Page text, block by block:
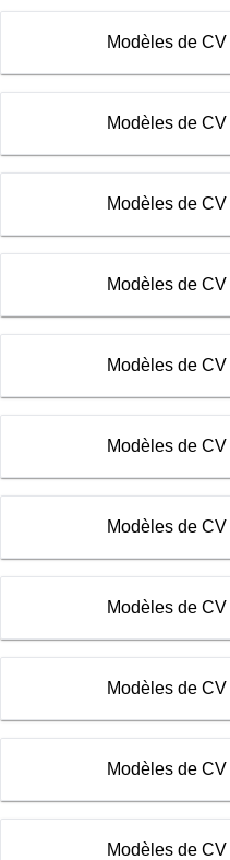
Modèles de
Modèles de
Modèles de
Modèles de
Modèles de
Modèles de
Modèles de
Modèles de
Modèles de
Modèles de
Modèles de